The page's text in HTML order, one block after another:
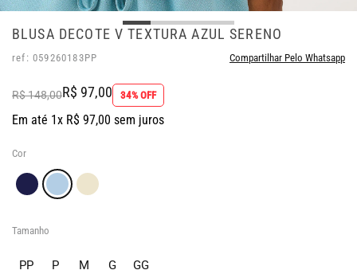
BLUSA DECOTE V TEXTURA AZUL SERENO
ref: 059260183PP Compartilhar Pelo Whatsapp
R$ 148,00R$ 97,00 34% OFF
Em até 1x R$ 97,00 sem juros
Cor
Tamanho
PP P M G GG